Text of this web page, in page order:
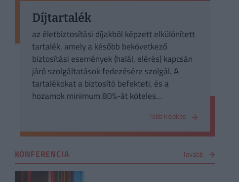
Díjtartalék
az életbiztosítási díjakból képzett elkülönített
tartalék, amely a később bekövetkező
biztosítási események (halál, elérés) kapcsán
járó szolgáltatások fedezésére szolgál. A
tartalékokat a biztosító befekteti, és a
hozamok minimum 80%-át köteles
Több kisokos
KONFERENCIA Tovább